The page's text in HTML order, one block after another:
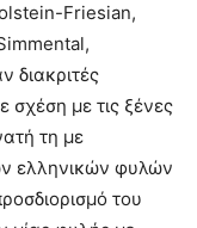
Friesian,
διακριτές
με τις ξένες
τη με
ελληνικών φυλών
του